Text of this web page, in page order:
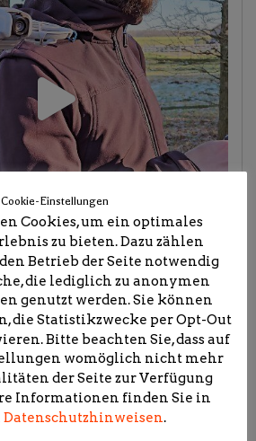
Cookie-Einstellungen
Cookies, um ein optimales
zu bieten. Dazu zählen
Betrieb der Seite notwendig
die lediglich zu anonymen
genutzt werden. Sie können
die Statistikzwecke per Opt-Out
Bitte beachten Sie, dass auf
womöglich nicht mehr
der Seite zur Verfügung
Informationen finden Sie in
Datenschutzhinweisen.